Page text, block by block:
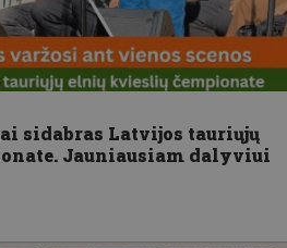
sidabras Latvijos tauriųjų
Jauniausiam dalyviui